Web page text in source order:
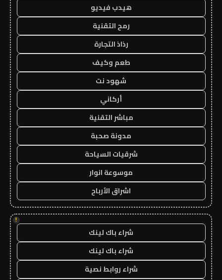
هيدب فيديو
رمح التقنية
رذاذ التجارة
طعم وكيف
شهود نت
أركاني
مباشر التقنية
مدونة صحبة
شرقيات السياحة
موسوعة انوار
اشراق الأرباح
!
شراء باك لينك
شراء باك لينك
شراء روابط نصية